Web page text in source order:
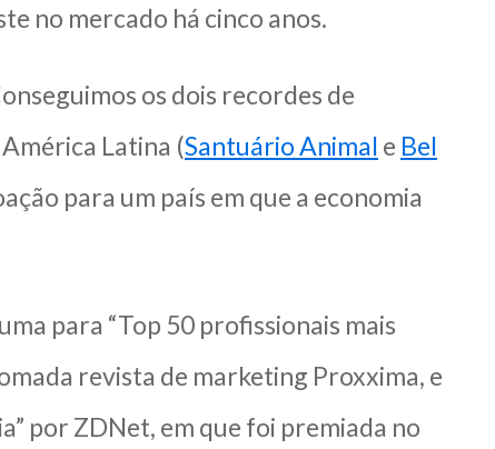
no mercado há cinco anos.
os dois recordes de
Latina (Santuário Animal e Bel
para um país em que a economia
para “Top 50 profissionais mais
revista de marketing Proxxima, e
por ZDNet, em que foi premiada no